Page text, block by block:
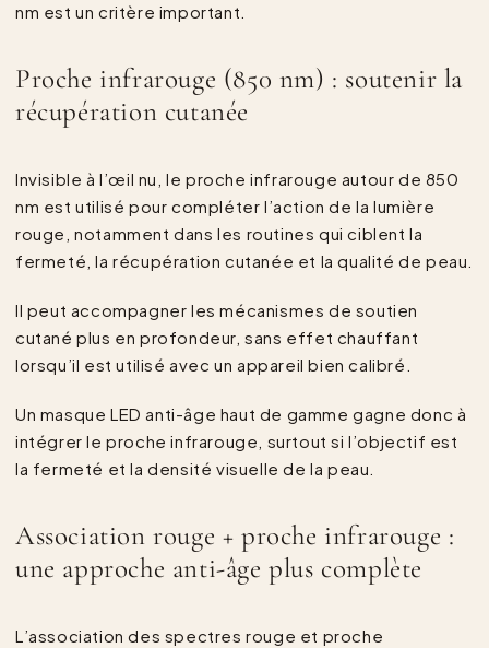
nm est un critère important.
Proche infrarouge (850 nm) : soutenir la
récupération cutanée
Invisible à l’œil nu, le proche infrarouge autour de 850
nm est utilisé pour compléter l’action de la lumière
rouge, notamment dans les routines qui ciblent la
fermeté, la récupération cutanée et la qualité de peau.
Il peut accompagner les mécanismes de soutien
cutané plus en profondeur, sans effet chauffant
lorsqu’il est utilisé avec un appareil bien calibré.
Un masque LED anti-âge haut de gamme gagne donc à
intégrer le proche infrarouge, surtout si l’objectif est
la fermeté et la densité visuelle de la peau.
Association rouge + proche infrarouge :
une approche anti-âge plus complète
L’association des spectres rouge et proche